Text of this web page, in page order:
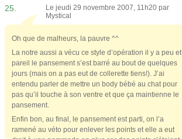
25.
Le jeudi 29 novembre 2007, 11h20 par
Mystical
Oh que de malheurs, la pauvre ^^
La notre aussi a vécu ce style d’opération il y a peu et
pareil le pansement s’est barré au bout de quelques
jours (mais on a pas eut de collerette tiens!). J’ai
entendu parler de mettre un body bébé au chat pour
pas qu’il touche à son ventre et que ça maintienne le
pansement.
Enfin bon, au final, le pansement est parti, on l’a
ramené au véto pour enlever les points et elle a eut